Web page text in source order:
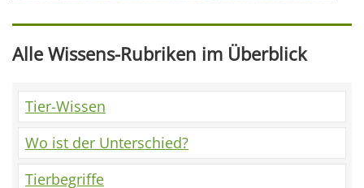
Alle Wissens-Rubriken im Überblick
Tier-Wissen
Wo ist der Unterschied?
Tierbegriffe